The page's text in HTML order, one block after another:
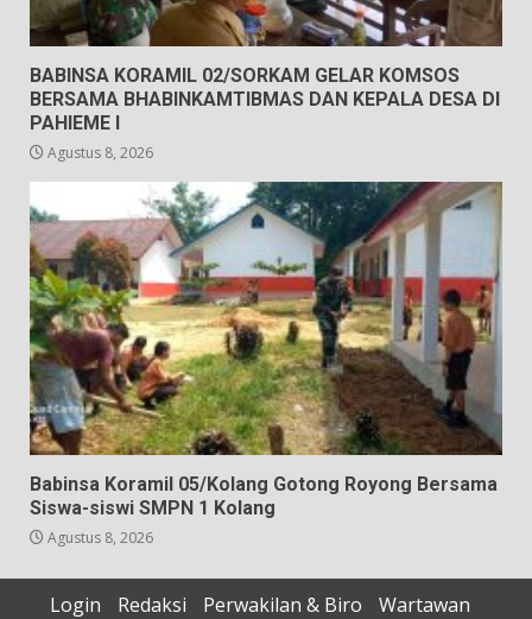
BABINSA KORAMIL 02/SORKAM GELAR KOMSOS
BERSAMA BHABINKAMTIBMAS DAN KEPALA DESA DI
PAHIEME I
Agustus 8, 2026
Babinsa Koramil 05/Kolang Gotong Royong Bersama
Siswa-siswi SMPN 1 Kolang
Agustus 8, 2026
Login Redaksi Perwakilan & Biro Wartawan